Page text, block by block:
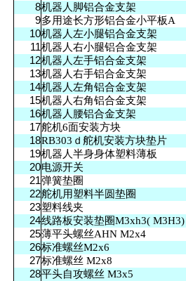
8机器人脚铝合金支架
9多用途长方形铝合金小平板A
10机器人左小腿铝合金支架
11机器人右小腿铝合金支架
12机器人左手铝合金支架
13机器人右手铝合金支架
14机器人左角铝合金支架
15机器人右角铝合金支架
16机器人腰铝合金支架
17舵机6面安装方块
18RB303ｄ舵机安装方块垫片
19机器人半身身体塑料薄板
20电源开关
21弹簧垫圈
22舵机用塑料半圆垫圈
23塑料线夹
24线路板安装垫圈M3xh3( M3H3)
25薄平头螺丝AHN M2x4
26标准螺丝M2x6
27标准螺丝 M2x8
28平头自攻螺丝 M3x5